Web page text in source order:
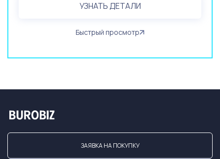
УЗНАТЬ ДЕТАЛИ
Быстрый просмотр
ЗАЯВКА НА ПОКУПКУ